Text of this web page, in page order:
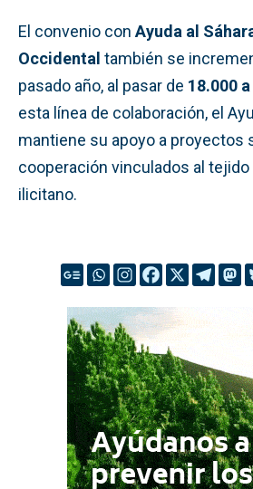
El convenio con Ayuda al
Occidental también se
pasado año, al pasar de 18.000
esta línea de colaboración, el
mantiene su apoyo a proyectos
cooperación vinculados al
ilicitano.